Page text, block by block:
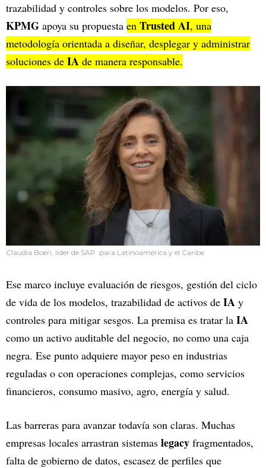
trazabilidad y controles sobre los modelos. Por eso,
KPMG apoya su propuesta en Trusted AI, una
metodología orientada a diseñar, desplegar y administrar
soluciones de IA de manera responsable.
Claudia Boeri, líder de SAP para Latinoamérica y el Caribe
Ese marco incluye evaluación de riesgos, gestión del ciclo
de vida de los modelos, trazabilidad de activos de IA y
controles para mitigar sesgos. La premisa es tratar la IA
como un activo auditable del negocio, no como una caja
negra. Ese punto adquiere mayor peso en industrias
reguladas o con operaciones complejas, como servicios
financieros, consumo masivo, agro, energía y salud.
Las barreras para avanzar todavía son claras. Muchas
empresas locales arrastran sistemas legacy fragmentados,
falta de gobierno de datos, escasez de perfiles que